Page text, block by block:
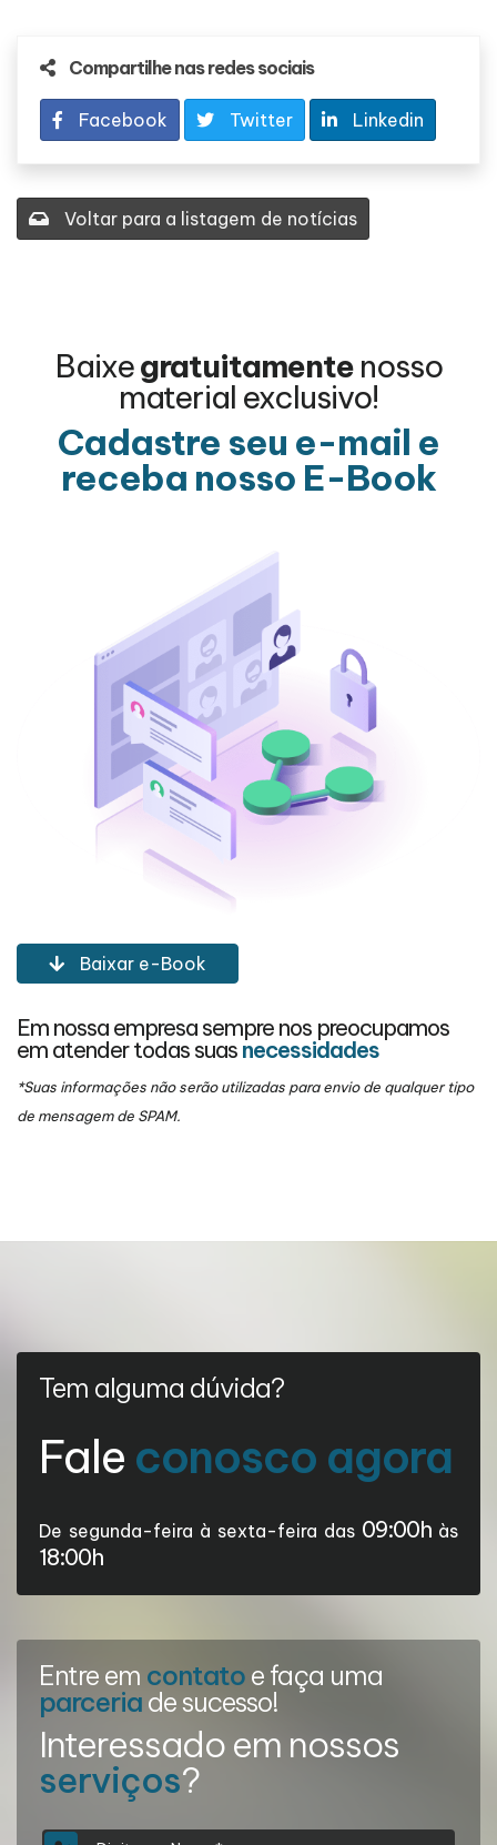
Compartilhe nas redes sociais
Facebook Twitter Linkedin
Voltar para a listagem de notícias
Baixegratuitamente nosso
material exclusivo!
Cadastre seu e-mail e
receba nosso E-Book
Baixar e-Book
Em nossa empresa sempre nos preocupamos
em atender todas suas necessidades
*Suas informações não serão utilizadas para envio de qualquer tipo
de mensagem de SPAM.
Tem alguma dúvida?
Fale conosco agora
De segunda-feira à sexta-feira das 09:00h às
18:00h
Entre em contato e faça uma
parceria de sucesso!
Interessado em nossos
serviços?